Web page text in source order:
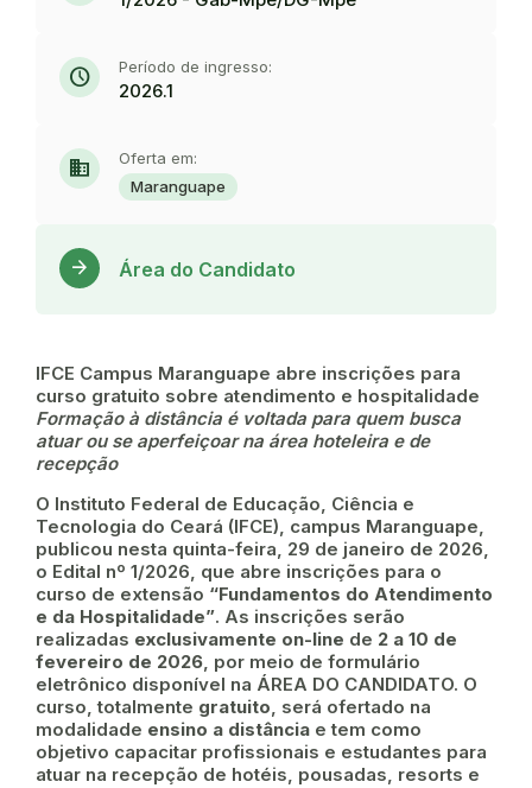
schedule Período de ingresso:
2026.1
domain
Oferta em:
Maranguape
arrow_forward Área do Candidato
IFCE Campus Maranguape abre inscrições para
curso gratuito sobre atendimento e hospitalidade
Formação à distância é voltada para quem busca
atuar ou se aperfeiçoar na área hoteleira e de
recepção
O Instituto Federal de Educação, Ciência e
Tecnologia do Ceará (IFCE), campus Maranguape,
publicou nesta quinta-feira, 29 de janeiro de 2026,
o Edital nº 1/2026, que abre inscrições para o
curso de extensão “Fundamentos do Atendimento
e da Hospitalidade”. As inscrições serão
realizadas exclusivamente on-line de 2 a 10 de
fevereiro de 2026, por meio de formulário
eletrônico disponível na ÁREA DO CANDIDATO. O
curso, totalmente gratuito, será ofertado na
modalidade ensino a distância e tem como
objetivo capacitar profissionais e estudantes para
atuar na recepção de hotéis, pousadas, resorts e